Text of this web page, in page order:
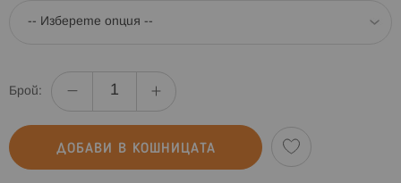
Брой:
ДОБАВИ В КОШНИЦАТА